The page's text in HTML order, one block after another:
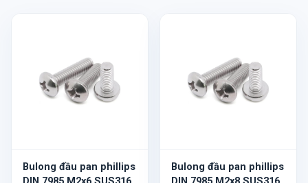
Bulong đầu pan phillips
Bulong đầu pan phillips